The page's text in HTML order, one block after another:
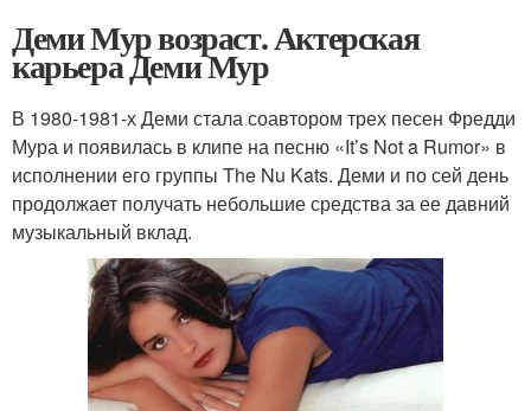
Деми Мур возраст. Актерская
карьера Деми Мур
В 1980-1981-х Деми стала соавтором трех песен Фредди
Мура и появилась в клипе на песню «It’s Not a Rumor» в
исполнении его группы The Nu Kats. Деми и по сей день
продолжает получать небольшие средства за ее давний
музыкальный вклад.